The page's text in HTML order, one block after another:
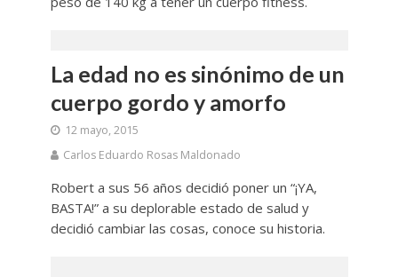
La edad no es sinónimo de un
cuerpo gordo y amorfo
12 mayo, 2015
Carlos Eduardo Rosas Maldonado
Robert a sus 56 años decidió poner un “¡YA,
BASTA!” a su deplorable estado de salud y
decidió cambiar las cosas, conoce su historia.